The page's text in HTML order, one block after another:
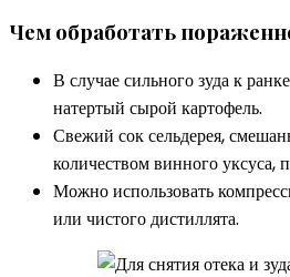
Чем обработать
В случае сильного зуда к
натертый сырой картофель.
Свежий сок сельдерея,
количеством винного уксуса,
Можно использовать
или чистого дистиллята.